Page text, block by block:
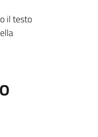
il testo